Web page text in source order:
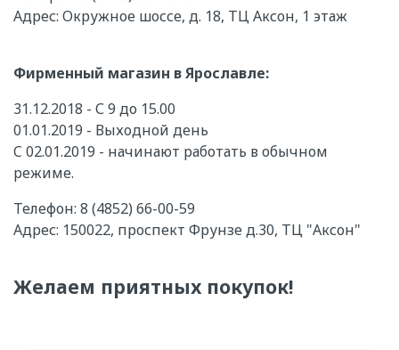
Адрес: Окружное шоссе, д. 18, ТЦ Аксон, 1 этаж
Фирменный магазин в Ярославле:
31.12.2018 - С 9 до 15.00
01.01.2019 - Выходной день
C 02.01.2019 - начинают работать в обычном
режиме.
Телефон: 8 (4852) 66-00-59
Адрес: 150022, проспект Фрунзе д.30, ТЦ "Аксон"
Желаем приятных покупок!